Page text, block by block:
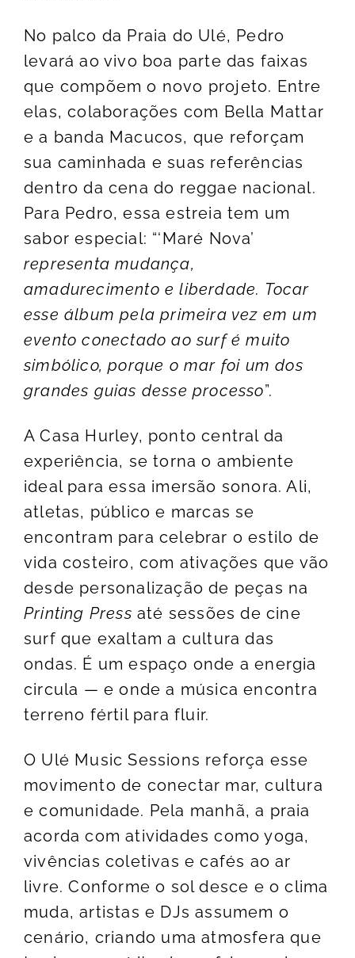
No palco da Praia do Ulé, Pedro
levará ao vivo boa parte das faixas
que compõem o novo projeto. Entre
elas, colaborações com Bella Mattar
e a banda Macucos, que reforçam
sua caminhada e suas referências
dentro da cena do reggae nacional.
Para Pedro, essa estreia tem um
sabor especial: “‘Maré Nova’
representa mudança,
amadurecimento e liberdade. Tocar
esse álbum pela primeira vez em um
evento conectado ao surf é muito
simbólico, porque o mar foi um dos
grandes guias desse processo”.
A Casa Hurley, ponto central da
experiência, se torna o ambiente
ideal para essa imersão sonora. Ali,
atletas, público e marcas se
encontram para celebrar o estilo de
vida costeiro, com ativações que vão
desde personalização de peças na
Printing Press até sessões de cine
surf que exaltam a cultura das
ondas. É um espaço onde a energia
circula — e onde a música encontra
terreno fértil para fluir.
O Ulé Music Sessions reforça esse
movimento de conectar mar, cultura
e comunidade. Pela manhã, a praia
acorda com atividades como yoga,
vivências coletivas e cafés ao ar
livre. Conforme o sol desce e o clima
muda, artistas e DJs assumem o
cenário, criando uma atmosfera que